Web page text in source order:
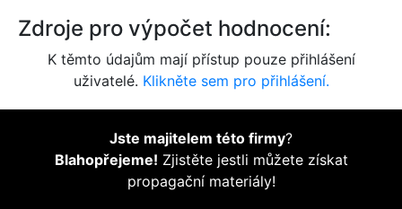
Zdroje pro výpočet hodnocení:
K těmto údajům mají přístup pouze přihlášení
uživatelé. Klikněte sem pro přihlášení.
Jste majitelem této firmy?
Blahopřejeme! Zjistěte jestli můžete získat
propagační materiály!